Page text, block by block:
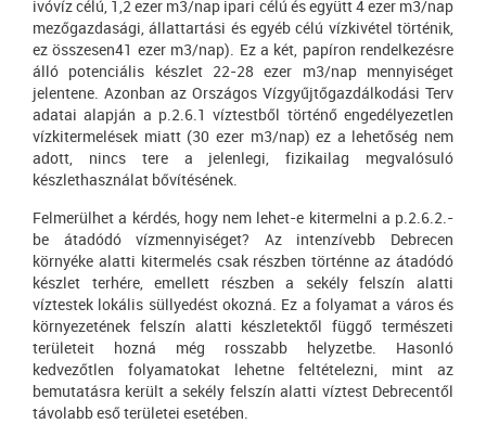
ivóvíz célú, 1,2 ezer m3/nap ipari célú és együtt 4 ezer m3/nap
mezőgazdasági, állattartási és egyéb célú vízkivétel történik,
ez összesen41 ezer m3/nap). Ez a két, papíron rendelkezésre
álló potenciális készlet 22-28 ezer m3/nap mennyiséget
jelentene. Azonban az Országos Vízgyűjtőgazdálkodási Terv
adatai alapján a p.2.6.1 víztestből történő engedélyezetlen
vízkitermelések miatt (30 ezer m3/nap) ez a lehetőség nem
adott, nincs tere a jelenlegi, fizikailag megvalósuló
készlethasználat bővítésének.
Felmerülhet a kérdés, hogy nem lehet-e kitermelni a p.2.6.2.-
be átadódó vízmennyiséget? Az intenzívebb Debrecen
környéke alatti kitermelés csak részben történne az átadódó
készlet terhére, emellett részben a sekély felszín alatti
víztestek lokális süllyedést okozná. Ez a folyamat a város és
környezetének felszín alatti készletektől függő természeti
területeit hozná még rosszabb helyzetbe. Hasonló
kedvezőtlen folyamatokat lehetne feltételezni, mint az
bemutatásra került a sekély felszín alatti víztest Debrecentől
távolabb eső területei esetében.